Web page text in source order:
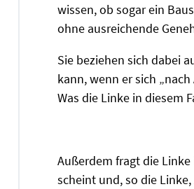
wissen, ob sogar ein
ohne ausreichende
Sie beziehen sich dabei
kann, wenn er sich
Was die Linke in diesem
Außerdem fragt die
scheint und, so die